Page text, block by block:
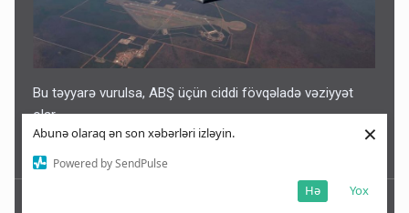
Abunə olaraq ən son xəbərləri izləyin.
Powered by SendPulse
Yox
Hə
×
Bu təyyarə vurulsa, ABŞ üçün ciddi fövqəladə vəziyyət
olar
09:21